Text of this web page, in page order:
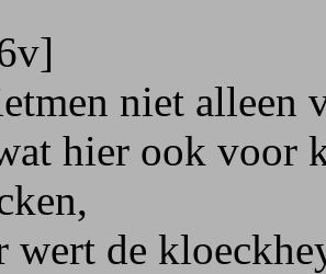
niet alleen
hier ook voor
de